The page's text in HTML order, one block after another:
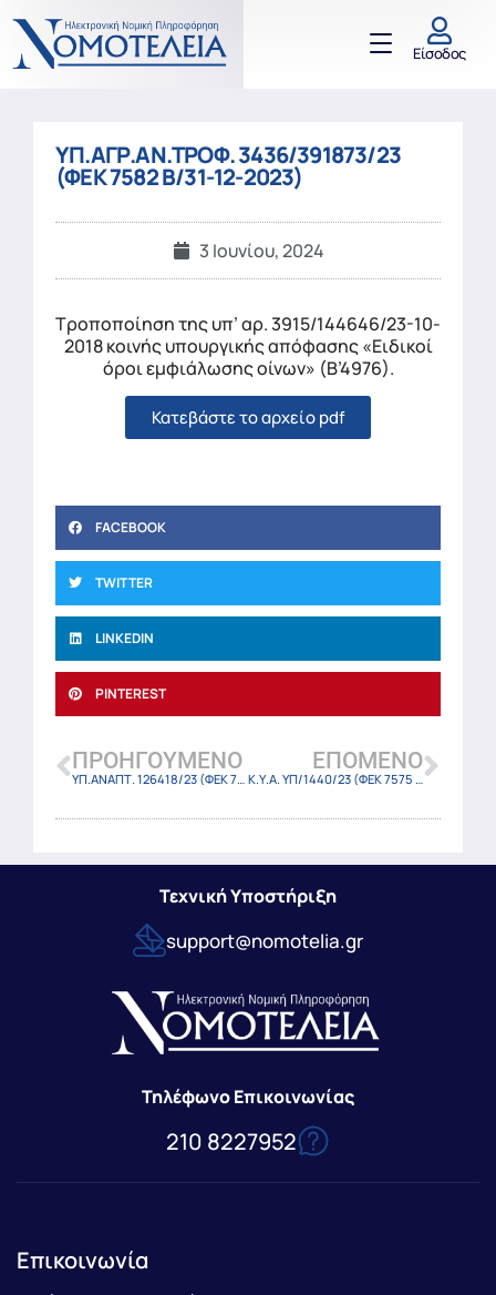
Είσοδος
ΥΠ.ΑΓΡ.ΑΝ.ΤΡΟΦ. 3436/391873/23
(ΦΕΚ 7582 Β/31-12-2023)
3 Ιουνίου, 2024
Τροποποίηση της υπ’ αρ. 3915/144646/23-10-
2018 κοινής υπουργικής απόφασης «Ειδικοί
όροι εμφιάλωσης οίνων» (Β’4976).
Κατεβάστε το αρχείο pdf
FACEBOOK
TWITTER
LINKEDIN
PINTEREST
ΠΡΟΗΓΟΎΜΕΝΟ
ΥΠ.ΑΝΑΠΤ. 126418/23 (ΦΕΚ 7588 Β/31-12-2023)
ΕΠΌΜΕΝΟ
Κ.Υ.Α. ΥΠ/1440/23 (ΦΕΚ 7575 Β/31-12-2023)
Τεχνική Υποστήριξη
support@nomotelia.gr
Τηλέφωνο Επικοινωνίας
210 8227952
Επικοινωνία